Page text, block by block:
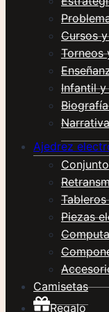
Cursos
Torneos
Infantil y
Ajedrez
Piezas
Camisetas
Regalo